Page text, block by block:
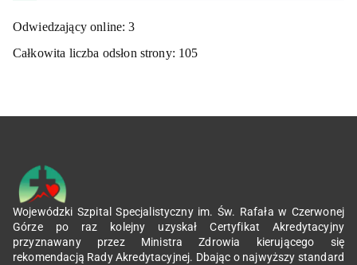
Odwiedzający online:3
Całkowita liczba odsłon strony: 105
Wojewódzki Szpital Specjalistyczny im. Św. Rafała w Czerwonej
Górze po raz kolejny uzyskał Certyfikat Akredytacyjny
przyznawany przez Ministra Zdrowia kierującego się
rekomendacją Rady Akredytacyjnej. Dbając o najwyższy standard